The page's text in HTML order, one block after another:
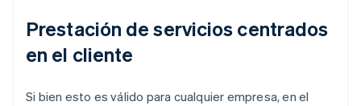
Prestación de servicios centrados
en el cliente
Si bien esto es válido para cualquier empresa, en el